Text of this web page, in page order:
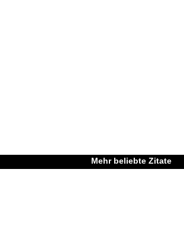
Mehr beliebte Zitate